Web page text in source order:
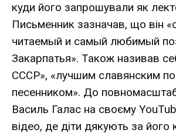
куди його запрошували як
Письменник зазначав, що він
читаемый и самый любимый
Закарпатья». Також називав
СССР», «лучшим славянским
песенником». До
Василь Галас на своєму
відео, де діти дякують за його